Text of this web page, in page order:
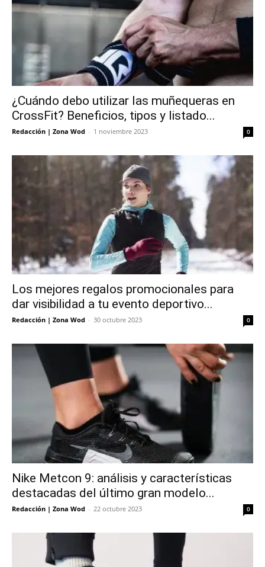
¿Cuándo debo utilizar las muñequeras en
CrossFit? Beneficios, tipos y listado...
Redacción | Zona Wod - 1 noviembre 2023 0
Los mejores regalos promocionales para
dar visibilidad a tu evento deportivo...
Redacción | Zona Wod - 30 octubre 2023 0
Nike Metcon 9: análisis y características
destacadas del último gran modelo...
Redacción | Zona Wod - 22 octubre 2023 0